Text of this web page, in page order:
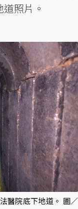
照片。
醫院底下地道。 圖／